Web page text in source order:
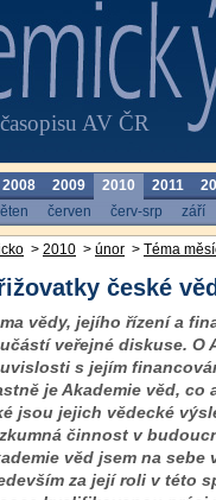
AV ČR
2008 2009
2010
červen červ-srp září
2011
> 2010 > únor > Téma
české
vědy, jejího řízení a
veřejné diskuse. O
s jejím
je Akademie věd,
jsou jejich vědecké
činnost v
věd jsem na
za její roli v této